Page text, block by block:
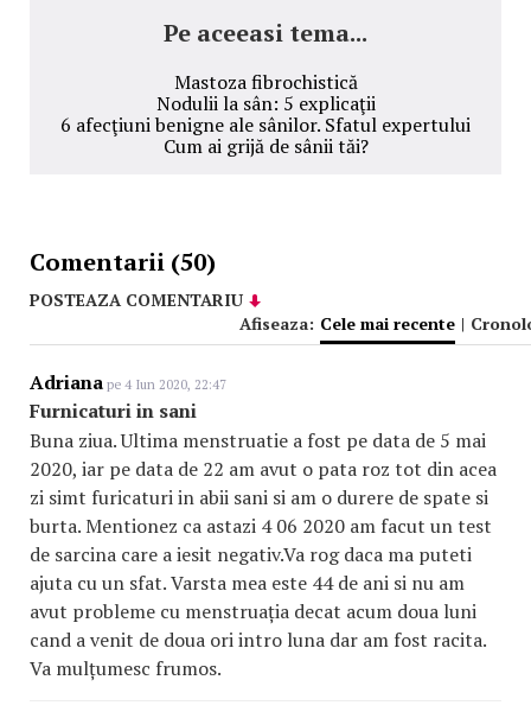
Pe aceeasi tema...
Mastoza fibrochistică
Nodulii la sân: 5 explicaţii
6 afecţiuni benigne ale sânilor. Sfatul expertului
Cum ai grijă de sânii tăi?
Comentarii (50)
POSTEAZA COMENTARIU
Afiseaza: Cele mai recente |
Adriana pe 4 Iun 2020, 22:47
Furnicaturi in sani
Buna ziua. Ultima menstruatie a fost pe data de 5 mai
2020, iar pe data de 22 am avut o pata roz tot din acea
zi simt furicaturi in abii sani si am o durere de spate si
burta. Mentionez ca astazi 4 06 2020 am facut un test
de sarcina care a iesit negativ.Va rog daca ma puteti
ajuta cu un sfat. Varsta mea este 44 de ani si nu am
avut probleme cu menstruația decat acum doua luni
cand a venit de doua ori intro luna dar am fost racita.
Va mulțumesc frumos.